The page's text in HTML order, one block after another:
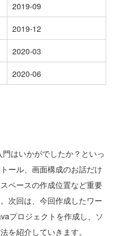
2019-09
2019-12
2020-03
2020-06
はいかがでしたか？といっ
ール、画面構成のお話だけ
ペースの作成位置など重要
次回は、今回作成したワー
プロジェクトを作成し、ソ
を紹介していきます。